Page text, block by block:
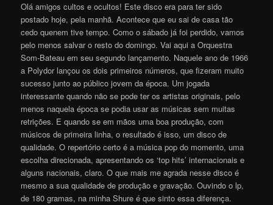
Olá amigos cultos e ocultos! Este disco era para ter sido
postado hoje, pela manhã. Acontece que eu sai de casa tão
cedo quenem tive tempo. Como o sábado já foi perdido, vamos
pelo menos salvar o resto do domingo. Vai aqui a Orquestra
Som-Bateau em seu segundo lançamento. Naquele ano de 1966
a Polydor lançou os dois primeiros números, que fizeram muito
sucesso junto ao público jovem da época. Um jogada
interessante quando não se pode ter os artistas originais, pelo
menos naquela época se podia usar as músicas sem muitas
retrições. E quando se em mãos uma boa produção, com
músicos de primeira linha, o resultado é isso, um disco de
qualidade. O repertório certo é a música pop do momento, uma
escolha direcionada, apresentando os ‘top hits’ internacionais e
alguns nacionais, claro. O que mais me agrada nesse disco é
mesmo a sua qualidade de produção e gravação. Ouvindo o lp,
de 180 gramas, na minha Shure é que sinto essa diferença.